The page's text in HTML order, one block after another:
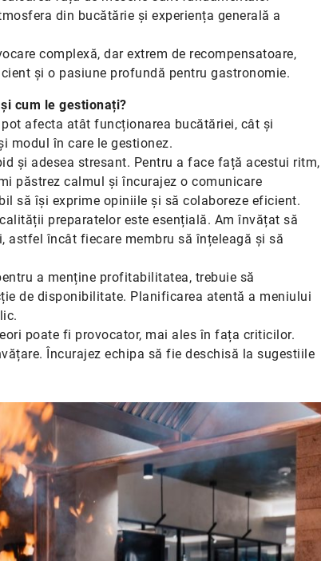
din bucătărie și experiența generală a
complexă, dar extrem de recompensatoare,
și o pasiune profundă pentru gastronomie.
cum le gestionați?
afecta atât funcționarea bucătăriei, cât și
modul în care le gestionez.
și adesea stresant. Pentru a face față acestui ritm,
păstrez calmul și încurajez o comunicare
să își exprime opiniile și să colaboreze eficient.
preparatelor este esențială. Am învățat să
astfel încât fiecare membru să înțeleagă și să
a menține profitabilitatea, trebuie să
de disponibilitate. Planificarea atentă a meniului
poate fi provocator, mai ales în fața criticilor.
Încurajez echipa să fie deschisă la sugestiile